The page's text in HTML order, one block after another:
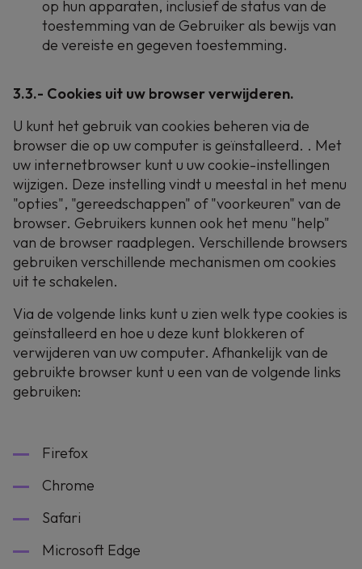
op hun apparaten, inclusief de status van de
toestemming van de Gebruiker als bewijs van
de vereiste en gegeven toestemming.
3.3.- Cookies uit uw browser verwijderen.
U kunt het gebruik van cookies beheren via de
browser die op uw computer is geïnstalleerd. . Met
uw internetbrowser kunt u uw cookie-instellingen
wijzigen. Deze instelling vindt u meestal in het menu
"opties", "gereedschappen" of "voorkeuren" van de
browser. Gebruikers kunnen ook het menu "help"
van de browser raadplegen. Verschillende browsers
gebruiken verschillende mechanismen om cookies
uit te schakelen.
Via de volgende links kunt u zien welk type cookies is
geïnstalleerd en hoe u deze kunt blokkeren of
verwijderen van uw computer. Afhankelijk van de
gebruikte browser kunt u een van de volgende links
gebruiken:
Firefox
Chrome
Safari
Microsoft Edge